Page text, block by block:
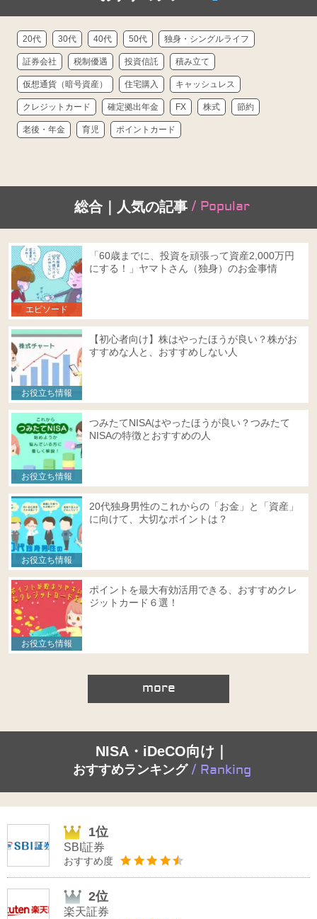
20代 30代 40代 50代 独身・シングルライフ
証券会社 税制優遇 投資信託 積み立て
仮想通貨（暗号資産） 住宅購入 キャッシュレス
クレジットカード 確定拠出年金 FX 株式 節約
老後・年金 育児 ポイントカード
総合｜人気の記事 / Popular
エピソード
「60歳までに、投資を頑張って資産2,000万円
にする！」ヤマトさん（独身）のお金事情
お役立ち情報
【初心者向け】株はやったほうが良い？株がお
すすめな人と、おすすめしない人
お役立ち情報
つみたてNISAはやったほうが良い？つみたて
NISAの特徴とおすすめの人
お役立ち情報
20代独身男性のこれからの「お金」と「資産」
に向けて、大切なポイントは？
お役立ち情報
ポイントを最大有効活用できる、おすすめクレ
ジットカード６選！
more
NISA・iDeCO向け｜
おすすめランキング/ Ranking
1位
SBI証券
おすすめ度
2位
楽天証券